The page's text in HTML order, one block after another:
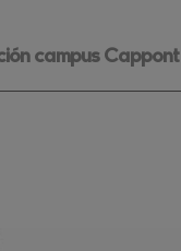
campus Cappont